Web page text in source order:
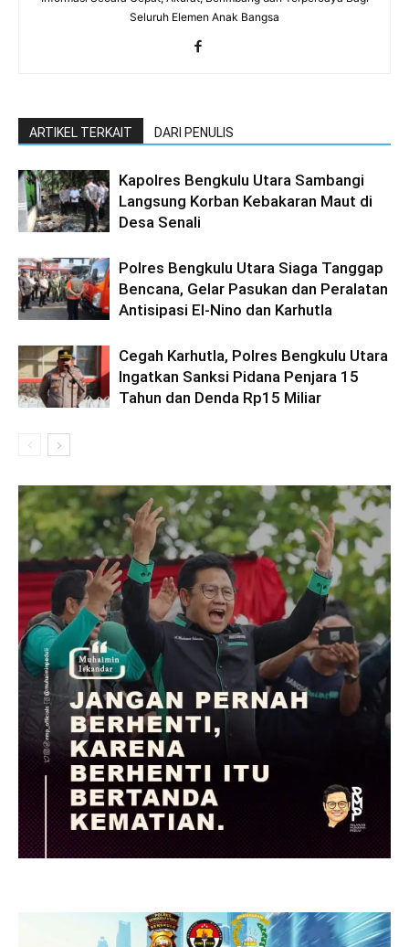
Seluruh Elemen Anak Bangsa
ARTIKEL TERKAIT DARI PENULIS
Kapolres Bengkulu Utara Sambangi
Langsung Korban Kebakaran Maut di
Desa Senali
Polres Bengkulu Utara Siaga Tanggap
Bencana, Gelar Pasukan dan Peralatan
Antisipasi El-Nino dan Karhutla
Cegah Karhutla, Polres Bengkulu Utara
Ingatkan Sanksi Pidana Penjara 15
Tahun dan Denda Rp15 Miliar